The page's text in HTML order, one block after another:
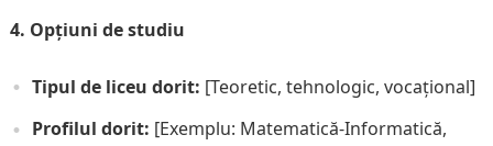
4. Opțiuni de studiu
Tipul de liceu dorit: [Teoretic, tehnologic, vocațional]
Profilul dorit: [Exemplu: Matematică-Informatică,